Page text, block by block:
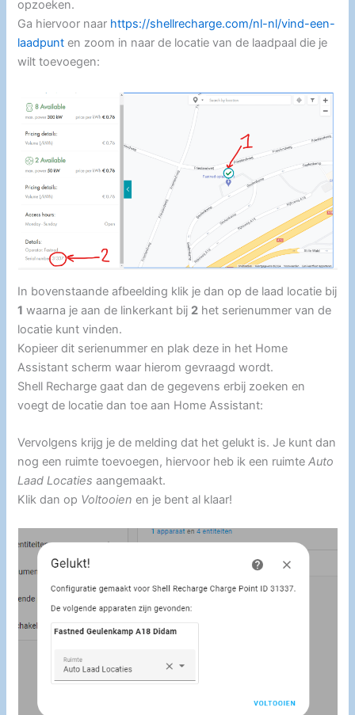
opzoeken.
Ga hiervoor naar https://shellrecharge.com/nl-nl/vind-een-
laadpunt en zoom in naar de locatie van de laadpaal die je
wilt toevoegen:
In bovenstaande afbeelding klik je dan op de laad locatie bij
1 waarna je aan de linkerkant bij 2 het serienummer van de
locatie kunt vinden.
Kopieer dit serienummer en plak deze in het Home
Assistant scherm waar hierom gevraagd wordt.
Shell Recharge gaat dan de gegevens erbij zoeken en
voegt de locatie dan toe aan Home Assistant:
Vervolgens krijg je de melding dat het gelukt is. Je kunt dan
nog een ruimte toevoegen, hiervoor heb ik een ruimteAuto
Laad Locaties aangemaakt.
Klik dan op Voltooien en je bent al klaar!